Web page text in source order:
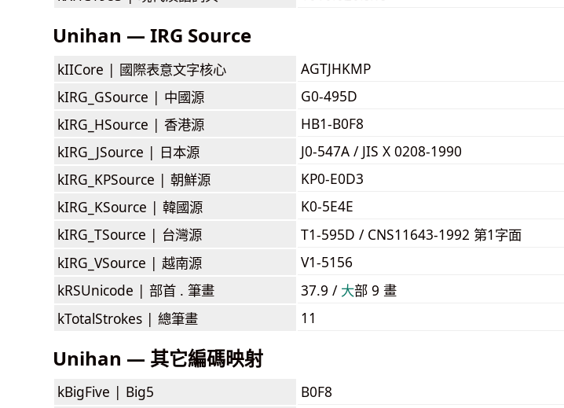
Unihan — IRG Source
kIICore | 國際表意文字核心
AGTJHKMP
kIRG_GSource | 中國源
G0-495D
kIRG_HSource | 香港源
HB1-B0F8
kIRG_JSource | 日本源
J0-547A / JIS X 0208-1990
kIRG_KPSource | 朝鮮源
KP0-E0D3
kIRG_KSource | 韓國源
K0-5E4E
kIRG_TSource | 台灣源
T1-595D / CNS11643-1992 第1字面
kIRG_VSource | 越南源
V1-5156
kRSUnicode | 部首 . 筆畫 37.9 / ⼤部 9 畫
kTotalStrokes | 總筆畫 11
Unihan — 其它編碼映射
kBigFive | Big5
B0F8